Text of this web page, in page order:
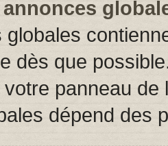
globales
dès que
panneau de
dépend des